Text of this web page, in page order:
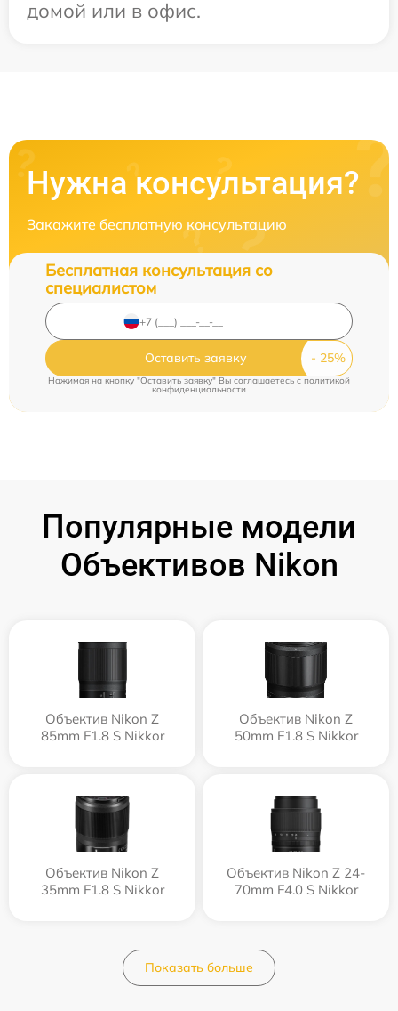
домой или в офис.
Нужна консультация?
Закажите бесплатную консультацию
Бесплатная консультация со
специалистом
Оставить заявку
Нажимая на кнопку "Оставить заявку" Вы соглашаетесь c политикой
конфиденциальности
Популярные модели
Объективов Nikon
Объектив Nikon Z
85mm F1.8 S Nikkor
Объектив Nikon Z
50mm F1.8 S Nikkor
Объектив Nikon Z
35mm F1.8 S Nikkor
Объектив Nikon Z 24-
70mm F4.0 S Nikkor
Показать больше